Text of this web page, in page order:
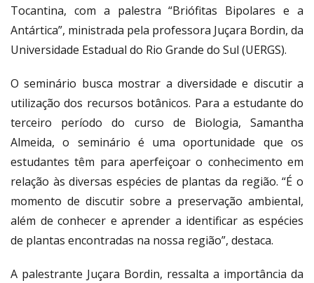
Tocantina, com a palestra “Briófitas Bipolares e a
Antártica”, ministrada pela professora Juçara Bordin, da
Universidade Estadual do Rio Grande do Sul (UERGS).
O seminário busca mostrar a diversidade e discutir a
utilização dos recursos botânicos. Para a estudante do
terceiro período do curso de Biologia, Samantha
Almeida, o seminário é uma oportunidade que os
estudantes têm para aperfeiçoar o conhecimento em
relação às diversas espécies de plantas da região. “É o
momento de discutir sobre a preservação ambiental,
além de conhecer e aprender a identificar as espécies
de plantas encontradas na nossa região”, destaca.
A palestrante Juçara Bordin, ressalta a importância da